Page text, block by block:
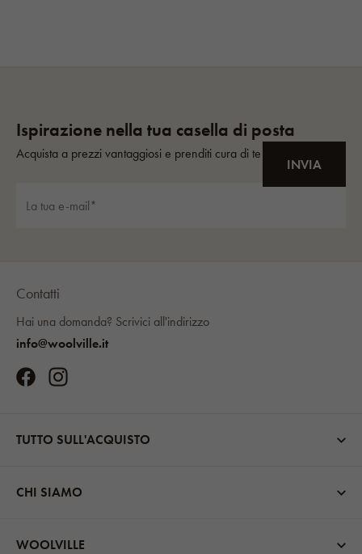
Contatti
Hai una domanda? Scrivici all'indirizzo
info@woolville.it
TUTTO SULL'ACQUISTO
CHI SIAMO
WOOLVILLE